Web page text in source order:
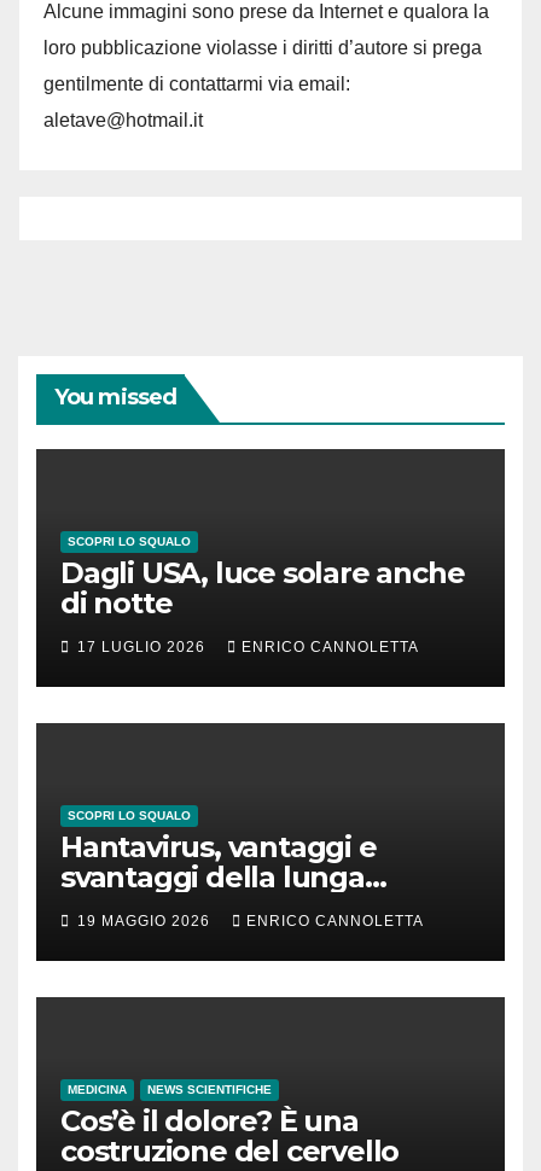
Alcune immagini sono prese da Internet e qualora la
loro pubblicazione violasse i diritti d’autore si prega
gentilmente di contattarmi via email:
aletave@hotmail.it
You missed
SCOPRI LO SQUALO
Dagli USA, luce solare anche
di notte
17 LUGLIO 2026 ENRICO CANNOLETTA
SCOPRI LO SQUALO
Hantavirus, vantaggi e
svantaggi della lunga
incubazione
19 MAGGIO 2026 ENRICO CANNOLETTA
MEDICINA NEWS SCIENTIFICHE
Cos’è il dolore? È una
costruzione del cervello